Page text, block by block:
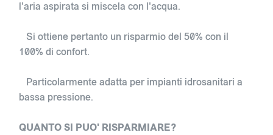
l'aria aspirata si miscela con l'acqua.
Si ottiene pertanto un risparmio del 50% con il
100% di confort.
Particolarmente adatta per impianti idrosanitari a
bassa pressione.
QUANTO SI PUO' RISPARMIARE?